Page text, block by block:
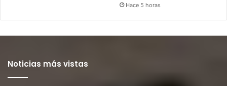
Hace 5 horas
Noticias más vistas